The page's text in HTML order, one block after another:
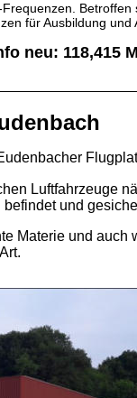
Luftfahrzeuge
und
Materie und auch
Betroffen
für Ausbildung und
neu: 118,415